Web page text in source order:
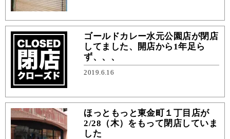
ゴールドカレー水元公園店が閉店
してました、開店から1年足ら
ず、、、
2019.6.16
ほっともっと東金町１丁目店が
2/28（木）をもって閉店していま
した